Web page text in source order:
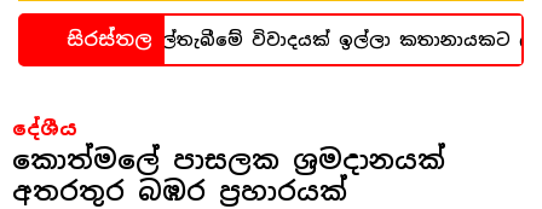
සිරස්තල
හදිසි කල්තැබීමේ විවාදයක් ඉල්ලා කතානායකට ලිපියක්
දේශීය
කොත්මලේ පාසලක ශ්‍රමදානයක්
අතරතුර බඹර ප්‍රහාරයක්